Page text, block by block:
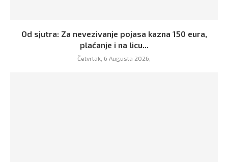
Od sjutra: Za nevezivanje pojasa kazna 150 eura,
plaćanje i na licu...
Četvrtak, 6 Augusta 2026,